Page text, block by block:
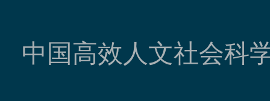
中国高效人文社会科